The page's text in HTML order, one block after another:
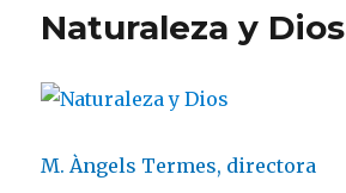
Naturaleza y Dios
M. Àngels Termes, directora